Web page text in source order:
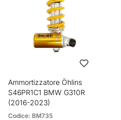
Ammortizzatore Öhlins
S46PR1C1 BMW G310R
(2016-2023)
Codice: BM735